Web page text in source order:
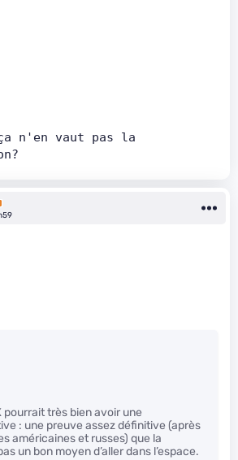
n'en vaut pas la
pourrait très bien avoir une
: une preuve assez définitive (après
américaines et russes) que la
un bon moyen d’aller dans l’espace.